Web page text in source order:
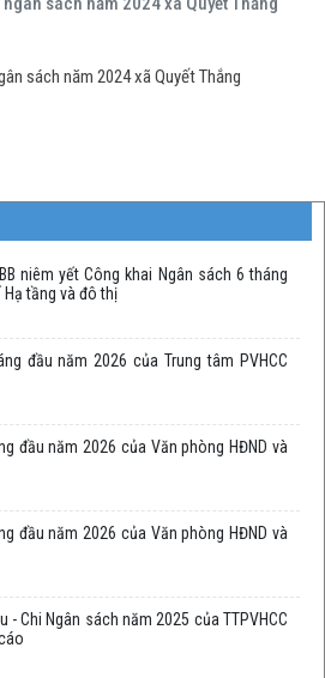
sách năm 2024 xã Quyết Thắng
niêm yết Công khai Ngân sách 6 tháng
tầng và đô thị
đầu năm 2026 của Trung tâm PVHCC
đầu năm 2026 của Văn phòng HĐND và
đầu năm 2026 của Văn phòng HĐND và
- Chi Ngân sách năm 2025 của TTPVHCC